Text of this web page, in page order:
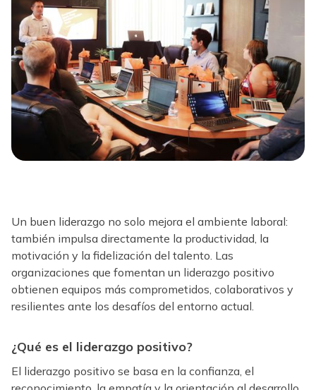
Un buen liderazgo no solo mejora el ambiente laboral:
también impulsa directamente la productividad, la
motivación y la fidelización del talento. Las
organizaciones que fomentan un liderazgo positivo
obtienen equipos más comprometidos, colaborativos y
resilientes ante los desafíos del entorno actual.
¿Qué es el liderazgo positivo?
El liderazgo positivo se basa en la confianza, el